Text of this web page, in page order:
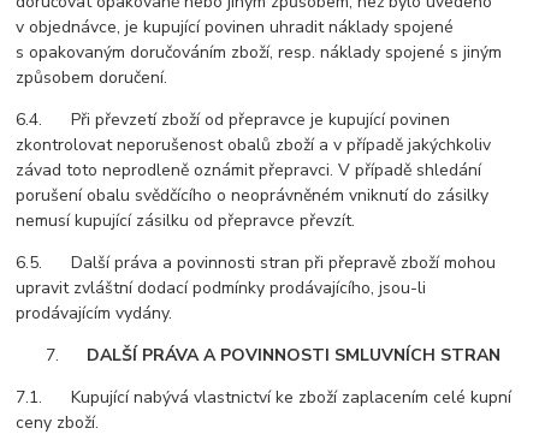
v objednávce, je kupující povinen uhradit náklady spojené
s opakovaným doručováním zboží, resp. náklady spojené s jiným
způsobem doručení.
6.4. Při převzetí zboží od přepravce je kupující povinen
zkontrolovat neporušenost obalů zboží a v případě jakýchkoliv
závad toto neprodleně oznámit přepravci. V případě shledání
porušení obalu svědčícího o neoprávněném vniknutí do zásilky
nemusí kupující zásilku od přepravce převzít.
6.5. Další práva a povinnosti stran při přepravě zboží mohou
upravit zvláštní dodací podmínky prodávajícího, jsou-li
prodávajícím vydány.
DALŠÍ PRÁVA A POVINNOSTI SMLUVNÍCH STRAN
7.1. Kupující nabývá vlastnictví ke zboží zaplacením celé kupní
ceny zboží.